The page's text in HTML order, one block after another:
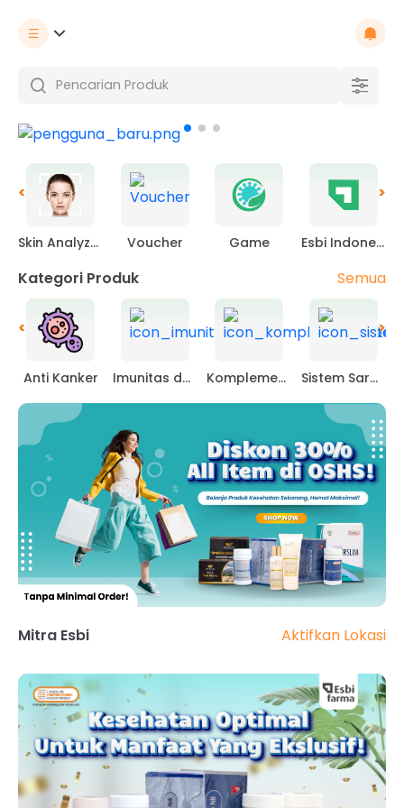
Skin Analyzer Voucher Game Esbi Indonesia
< >
Kategori Produk Semua
Anti Kanker Imunitas dan lainnya Komplemen Obat Sistem Saraf dan Pembuluh Darah
< >
Mitra Esbi
Aktifkan Lokasi